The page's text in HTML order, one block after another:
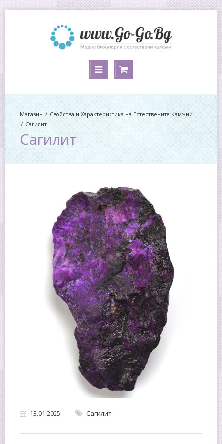
Магазин
Свойства и Характеристика на Естествените Камъни
Сагилит
Сагилит
13.01.2025 Сагилит